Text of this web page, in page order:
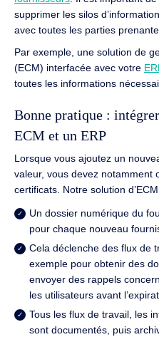
supprimer les silos
avec toutes les parties
Par exemple, une solution de
(ECM) interfacée avec votre
toutes les informations
Bonne pratique :
ECM et un ERP
Lorsque vous ajoutez un
valeur, vous devez notamment
certificats. Notre solution
Un dossier numérique du
pour chaque nouveau
Cela déclenche des flux de
exemple pour obtenir des
envoyer des rappels
les utilisateurs avant
Tous les flux de travail, les
sont documentés, puis